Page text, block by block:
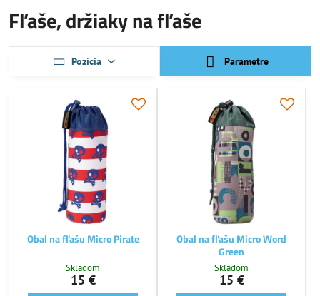
Fľaše, držiaky na fľaše
Pozícia Parametre
Obal na fľašu Micro Pirate
Skladom
15 €
Obal na fľašu Micro Word
Green
Skladom
15 €